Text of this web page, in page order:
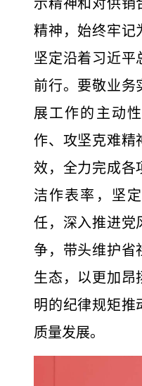
示精神和对供销
精神，始终牢记
坚定沿着习近平
前行。要敬业务
展工作的主动
作、攻坚克难精
效，全力完成各
洁作表率，坚
任，深入推进党
争，带头维护省
生态，以更加昂
明的纪律规矩推
质量发展。